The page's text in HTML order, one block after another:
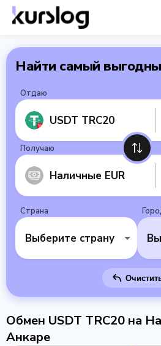
Найти самый
Отдаю
USDT TRC20
Получаю
Наличные EUR
Страна
Выберите страну
Обмен USDT TRC20 на
Анкаре